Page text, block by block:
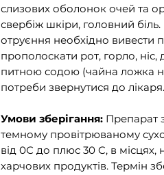
слизових оболонок очей та
свербіж шкіри, головний
отруєння необхідно вивести
прополоскати рот, горло, ніс,
питною содою (чайна ложка
потреби звернутися до лікаря.
Умови зберігання: Препарат
темному провітрюваному
від 0С до плюс 30 C, в місцях,
харчових продуктів. Термін